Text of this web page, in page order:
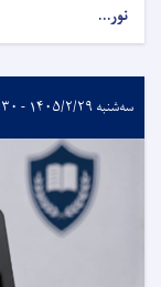
نور...
سه‌شنبه ۱۴۰۵/۲/۲۹ - ۱۳:۳۰